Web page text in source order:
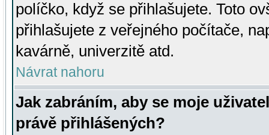
políčko, když se přihlašujete. Toto
přihlašujete z veřejného počítače,
kavárně, univerzitě atd.
Návrat nahoru
Jak zabráním, aby se moje
právě přihlášených?